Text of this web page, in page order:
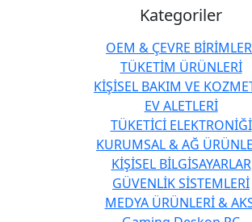
Kategoriler
OEM & ÇEVRE
TÜKETİM ÜRÜNLERİ
KİŞİSEL BAKIM VE
EV ALETLERİ
TÜKETİCİ ELEKTRONİĞİ
KURUMSAL & AĞ
KİŞİSEL BİLGİSAYARLAR
GÜVENLİK SİSTEMLERİ
MEDYA ÜRÜNLERİ &